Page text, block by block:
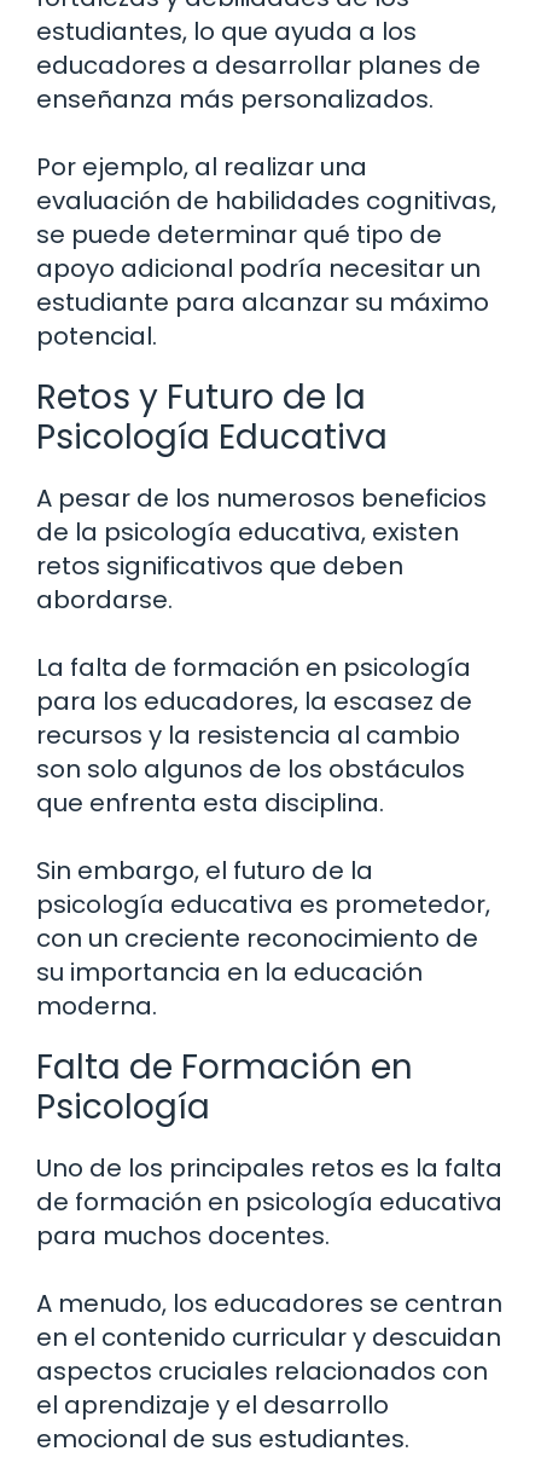
estudiantes, lo que ayuda a los
educadores a desarrollar planes de
enseñanza más personalizados.
Por ejemplo, al realizar una
evaluación de habilidades cognitivas,
se puede determinar qué tipo de
apoyo adicional podría necesitar un
estudiante para alcanzar su máximo
potencial.
Retos y Futuro de la
Psicología Educativa
A pesar de los numerosos beneficios
de la psicología educativa, existen
retos significativos que deben
abordarse.
La falta de formación en psicología
para los educadores, la escasez de
recursos y la resistencia al cambio
son solo algunos de los obstáculos
que enfrenta esta disciplina.
Sin embargo, el futuro de la
psicología educativa es prometedor,
con un creciente reconocimiento de
su importancia en la educación
moderna.
Falta de Formación en
Psicología
Uno de los principales retos es la falta
de formación en psicología educativa
para muchos docentes.
A menudo, los educadores se centran
en el contenido curricular y descuidan
aspectos cruciales relacionados con
el aprendizaje y el desarrollo
emocional de sus estudiantes.